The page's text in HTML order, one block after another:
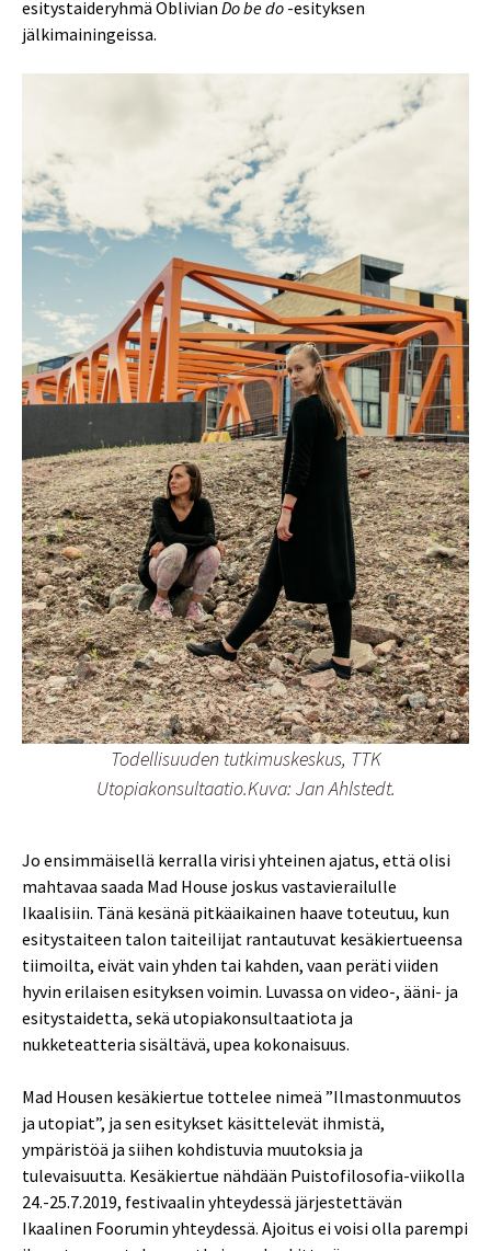
esitystaideryhmä Oblivian Do be do -esityksen
jälkimainingeissa.
Todellisuuden tutkimuskeskus, TTK
Utopiakonsultaatio.Kuva: Jan Ahlstedt.
Jo ensimmäisellä kerralla virisi yhteinen ajatus, että olisi
mahtavaa saada Mad House joskus vastavierailulle
Ikaalisiin. Tänä kesänä pitkäaikainen haave toteutuu, kun
esitystaiteen talon taiteilijat rantautuvat kesäkiertueensa
tiimoilta, eivät vain yhden tai kahden, vaan peräti viiden
hyvin erilaisen esityksen voimin. Luvassa on video-, ääni- ja
esitystaidetta, sekä utopiakonsultaatiota ja
nukketeatteria sisältävä, upea kokonaisuus.
Mad Housen kesäkiertue tottelee nimeä ”Ilmastonmuutos
ja utopiat”, ja sen esitykset käsittelevät ihmistä,
ympäristöä ja siihen kohdistuvia muutoksia ja
tulevaisuutta. Kesäkiertue nähdään Puistofilosofia-viikolla
24.-25.7.2019, festivaalin yhteydessä järjestettävän
Ikaalinen Foorumin yhteydessä. Ajoitus ei voisi olla parempi